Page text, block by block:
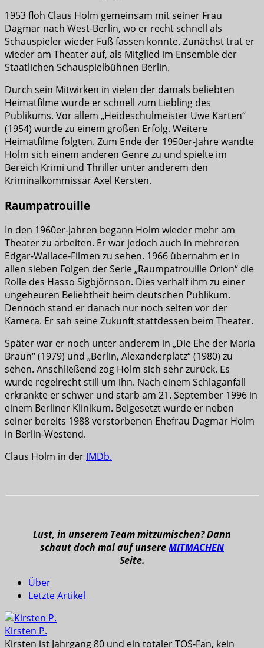
1953 floh Claus Holm gemeinsam mit seiner Frau
Dagmar nach West-Berlin, wo er recht schnell als
Schauspieler wieder Fuß fassen konnte. Zunächst trat er
wieder am Theater auf, als Mitglied im Ensemble der
Staatlichen Schauspielbühnen Berlin.
Durch sein Mitwirken in vielen der damals beliebten
Heimatfilme wurde er schnell zum Liebling des
Publikums. Vor allem „Heideschulmeister Uwe Karten“
(1954) wurde zu einem großen Erfolg. Weitere
Heimatfilme folgten. Zum Ende der 1950er-Jahre wandte
Holm sich einem anderen Genre zu und spielte im
Bereich Krimi und Thriller unter anderem den
Kriminalkommissar Axel Kersten.
Raumpatrouille
In den 1960er-Jahren begann Holm wieder mehr am
Theater zu arbeiten. Er war jedoch auch in mehreren
Edgar-Wallace-Filmen zu sehen. 1966 übernahm er in
allen sieben Folgen der Serie „Raumpatrouille Orion“ die
Rolle des Hasso Sigbjörnson. Dies verhalf ihm zu einer
ungeheuren Beliebtheit beim deutschen Publikum.
Dennoch stand er danach nur noch selten vor der
Kamera. Er sah seine Zukunft stattdessen beim Theater.
Später war er noch unter anderem in „Die Ehe der Maria
Braun“ (1979) und „Berlin, Alexanderplatz“ (1980) zu
sehen. Anschließend zog Holm sich sehr zurück. Es
wurde regelrecht still um ihn. Nach einem Schlaganfall
erkrankte er schwer und starb am 21. September 1996 in
einem Berliner Klinikum. Beigesetzt wurde er neben
seiner bereits 1988 verstorbenen Ehefrau Dagmar Holm
in Berlin-Westend.
Claus Holm in der IMDb.
Lust, in unserem Team mitzumischen? Dann
schaut doch mal auf unsereMITMACHEN
Seite.
Über
Letzte Artikel
Kirsten P.
Kirsten ist Jahrgang 80 und ein totaler TOS-Fan, kein